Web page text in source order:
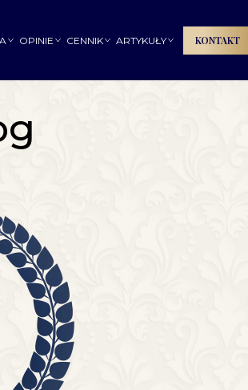
OPINIE CENNIK ARTYKUŁY KONTAKT